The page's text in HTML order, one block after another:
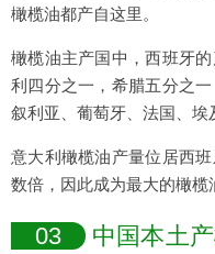
橄榄油都产自这里。
橄榄油主产国中，西班牙
利四分之一，希腊五分之
叙利亚、葡萄牙、法国、埃
意大利橄榄油产量位居西
数倍，因此成为最大的橄榄
03 中国本土